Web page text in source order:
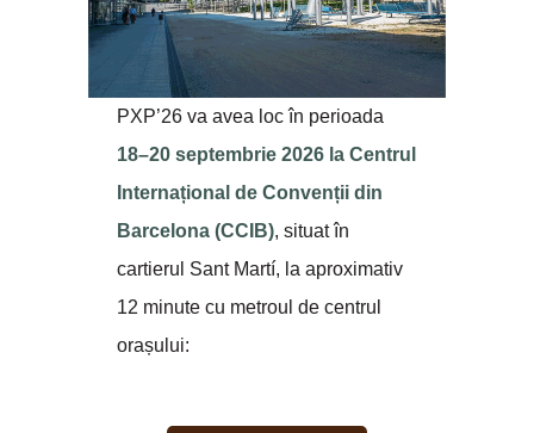
PXP’26 va avea loc în perioada
18–20 septembrie 2026 la Centrul
Internațional de Convenții din
Barcelona (CCIB), situat în
cartierul Sant Martí, la aproximativ
12 minute cu metroul de centrul
orașului: